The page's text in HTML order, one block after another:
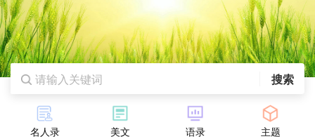
搜索
名人录 美文 语录 主题